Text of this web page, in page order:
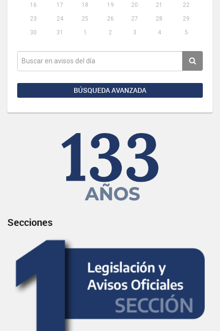
16
17 18 19 20 21
22
23
24 25 26 27 28
29
30
31 1 2 3 4 5
BÚSQUEDA AVANZADA
Secciones